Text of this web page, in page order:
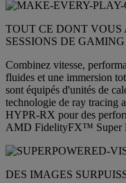
TOUT CE DONT VOUS
SESSIONS DE
Combinez vitesse,
fluides et une immersion
sont équipés d'unités de
technologie de ray tracing
HYPR-RX pour des
AMD FidelityFX™ Super
DES IMAGES